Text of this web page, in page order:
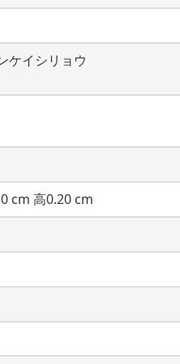
ケイシリョウ
cm 高0.20 cm